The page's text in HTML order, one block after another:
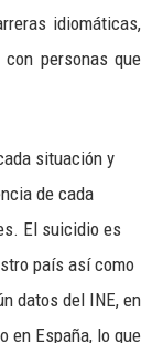
idiomáticas,
personas que
situación y
de cada
El suicidio es
país así como
datos del INE, en
en España, lo que